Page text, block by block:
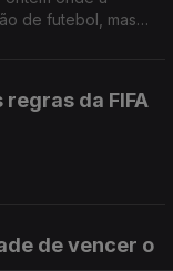
de futebol, mas
da FIFA
de vencer o